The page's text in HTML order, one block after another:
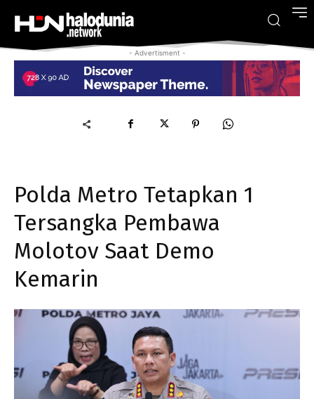
- Advertisment -
Polda Metro Tetapkan 1
Tersangka Pembawa
Molotov Saat Demo
Kemarin